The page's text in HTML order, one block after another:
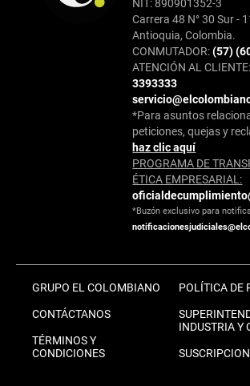
NIT: 890901352-3
Carrera 48 N° 30 Sur -
Antioquia, Colombia.
CONMUTADOR:(57)
ATENCIÓN AL CLIENTE:
3393333
*Para asuntos
peticiones, quejas y
haz clic aquí
PROGRAMA DE
ÉTICA EMPRESARIAL:
*Buzón exclusivo para
GRUPO EL COLOMBIANO
CONTÁCTANOS
TÉRMINOS Y
CONDICIONES
POLÍTICA DE
INDUSTRIA Y